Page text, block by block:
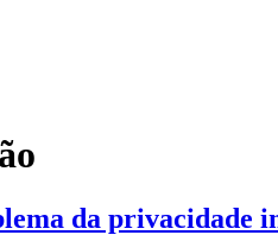
da privacidade